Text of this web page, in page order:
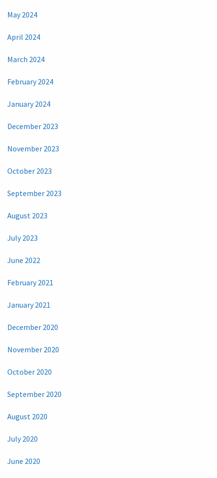
May 2024
April 2024
March 2024
February 2024
January 2024
December 2023
November 2023
October 2023
September 2023
August 2023
July 2023
June 2022
February 2021
January 2021
December 2020
November 2020
October 2020
September 2020
August 2020
July 2020
June 2020